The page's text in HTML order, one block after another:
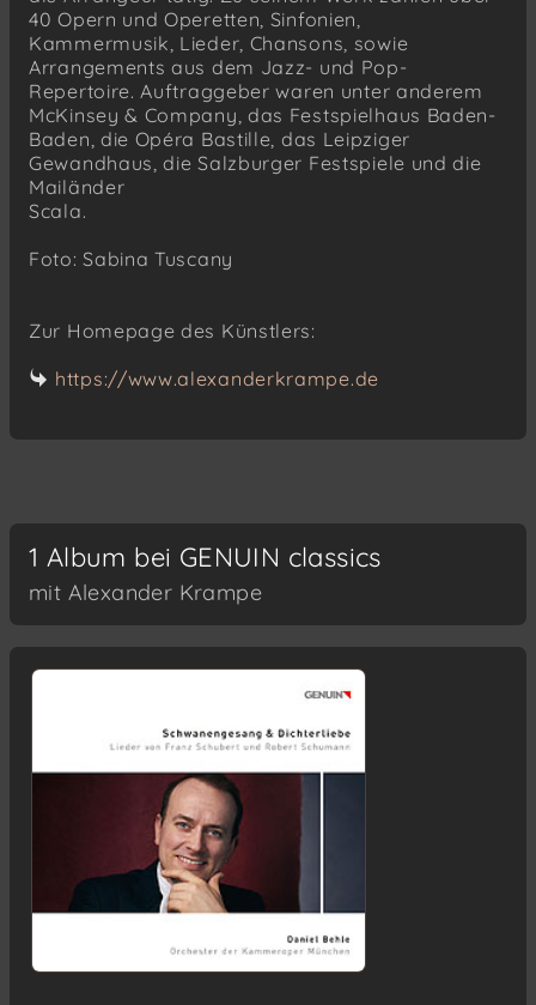
40 Opern und Operetten, Sinfonien,
Kammermusik, Lieder, Chansons, sowie
Arrangements aus dem Jazz- und Pop-
Repertoire. Auftraggeber waren unter anderem
McKinsey & Company, das Festspielhaus Baden-
Baden, die Opéra Bastille, das Leipziger
Gewandhaus, die Salzburger Festspiele und die
Mailänder
Scala.
Foto: Sabina Tuscany
Zur Homepage des Künstlers:
https://www.alexanderkrampe.de
1 Album bei GENUIN classics
mit Alexander Krampe